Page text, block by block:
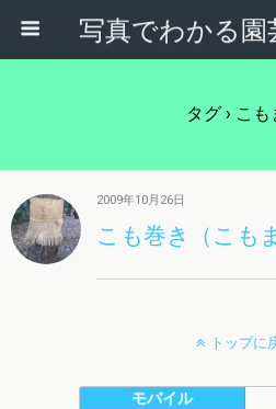
タグ › こも
2009年10月26日
こも巻き（こも
トップに
モバイル